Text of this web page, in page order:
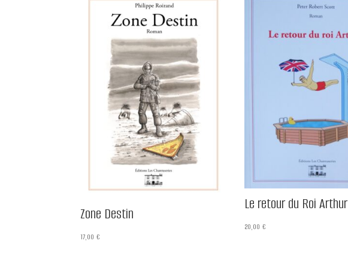
Zone Destin
17,00 €
Le retour du Roi Arthur
20,00 €